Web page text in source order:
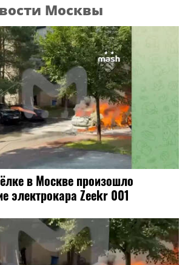
Москвы
в Москве произошло
электрокара Zeekr 001